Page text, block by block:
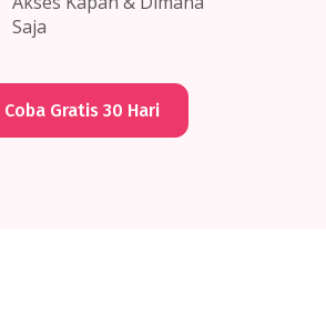
Saja
Coba Gratis 30 Hari